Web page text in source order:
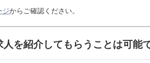
ジからご確認ください。
を紹介してもらうことは可能